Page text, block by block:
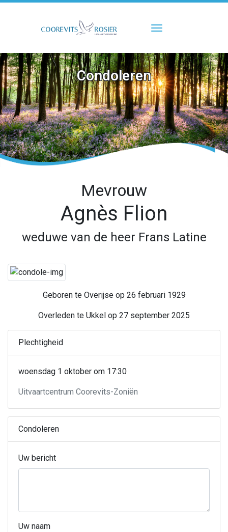
Toggle
Condoleren
Mevrouw
Agnès Flion
weduwe van de heer Frans Latine
Geboren te Overijse op 26 februari 1929
Overleden te Ukkel op 27 september 2025
Plechtigheid
woensdag 1 oktober om 17:30
Uitvaartcentrum Coorevits-Zoniën
Condoleren
Uw bericht
Uw naam